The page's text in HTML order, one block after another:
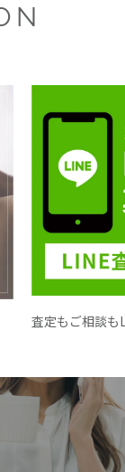
査定もご相談も